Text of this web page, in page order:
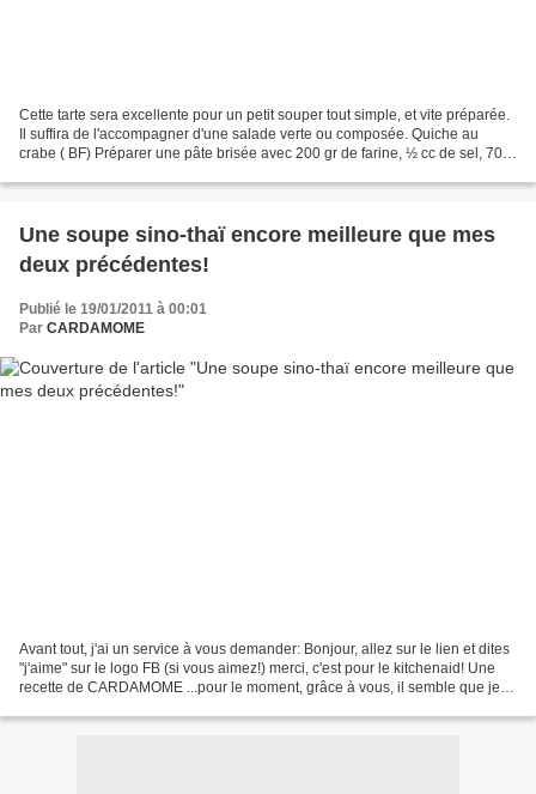
Cette tarte sera excellente pour un petit souper tout simple, et vite préparée.
Il suffira de l'accompagner d'une salade verte ou composée. Quiche au
crabe ( BF) Préparer une pâte brisée avec 200 gr de farine, ½ cc de sel, 70
Une soupe sino-thaï encore meilleure que mes
deux précédentes!
Publié le 19/01/2011 à 00:01
Par CARDAMOME
Avant tout, j'ai un service à vous demander: Bonjour, allez sur le lien et dites
"j'aime" sur le logo FB (si vous aimez!) merci, c'est pour le kitchenaid! Une
recette de CARDAMOME ...pour le moment, grâce à vous, il semble que je